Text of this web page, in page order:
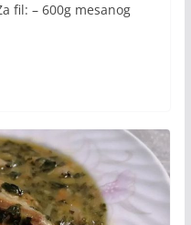
fil: – 600g mesanog